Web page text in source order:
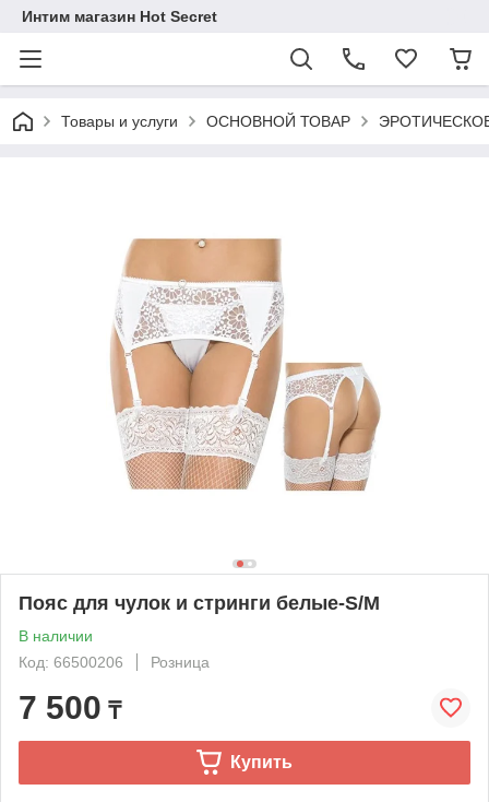
Интим магазин Hot Secret
Товары и услуги ОСНОВНОЙ ТОВАР
Пояс для чулок и стринги белые-S/M
В наличии
Код: 66500206
Розница
7 500 ₸
Купить